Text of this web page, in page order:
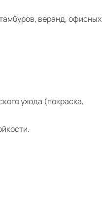
веранд, офисных
ухода (покраска,